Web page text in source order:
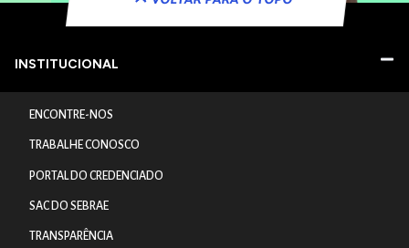
INSTITUCIONAL
ENCONTRE-NOS
TRABALHE CONOSCO
PORTAL DO CREDENCIADO
SAC DO SEBRAE
TRANSPARÊNCIA